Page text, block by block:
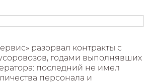
разорвал контракты с
годами выполнявших
последний не имел
персонала и